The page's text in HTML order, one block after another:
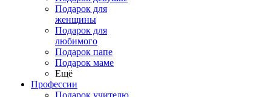
Подарок для
женщины
Подарок для
любимого
Подарок папе
Подарок маме
Ещё
Профессии
Подарок учителю